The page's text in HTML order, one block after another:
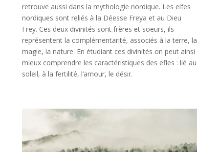
retrouve aussi dans la mythologie nordique. Les elfes
nordiques sont reliés à la Déesse Freya et au Dieu
Frey. Ces deux divinités sont frères et soeurs, ils
représentent la complémentarité, associés à la terre, la
magie, la nature. En étudiant ces divinités on peut ainsi
mieux comprendre les caractéristiques des efles : lié au
soleil, à la fertilité, l’amour, le désir.